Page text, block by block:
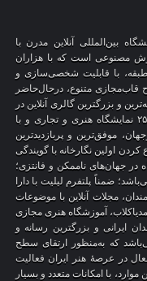
بین‌المللی آنلاین مدرن با
مصنوعی است که با هزاران
با قابلیت شخصی‌سازی و
قاب‌مجازی متنوع، درحال‌حاضر
و بزرگترین گالری آنلاین در
کل جهان می‌باشد، که باتجربهٔ برگزاری بیش از ۲۵۰ نمایشگاه هنری و تجاری و با
موفق‌ترین و پربازدیدترین
اولین نگارخانه با گویندگی
در جهان‌های ناممکن و فانتزی؛
ضمناً پلتفرم لیلیت با دارا
مجلات آنلاین با موضوعات
مدیاکلاب، آموزشگاه هنری مجازی
ایرانی و بزرگترین رسانه و
که به‌منظور ارتقای سطح
در عرصهٔ هنر ایران فعالیت
با امکانات متعدد و بسیار